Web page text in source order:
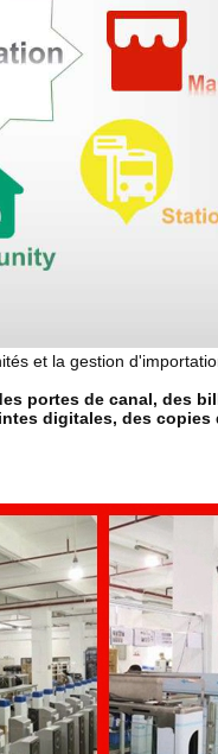
et la gestion
portes de canal, des
digitales, des